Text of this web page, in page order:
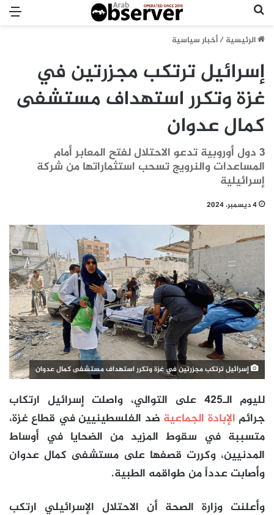
الرئيسية/أخبار سياسية
إسرائيل ترتكب مجزرتين في
غزة وتكرر استهداف مستشفى
كمال عدوان
3 دول أوروبية تدعو الاحتلال لفتح المعابر أمام
المساعدات والنرويج تسحب استثماراتها من شركة
إسرائيلية
4 ديسمبر، 2024
إسرائيل ترتكب مجزرتين في غزة وتكرر استهداف مستشفى كمال عدوان
لليوم الـ425 على التوالي، واصلت إسرائيل ارتكاب
جرائم الإبادة الجماعية ضد الفلسطينيين في قطاع غزة،
متسببة في سقوط المزيد من الضحايا في أوساط
المدنيين، وكررت قصفها على مستشفى كمال عدوان
وأصابت عدداً من طواقمه الطبية.
وأعلنت وزارة الصحة أن الاحتلال الإسرائيلي ارتكب